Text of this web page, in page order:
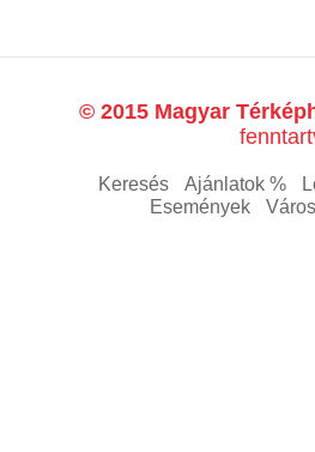
© 2015 Magyar
Keresés Ajánlatok %
Események